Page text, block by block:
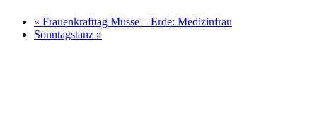
« Frauenkrafttag Musse – Erde: Medizinfrau
Sonntagstanz »